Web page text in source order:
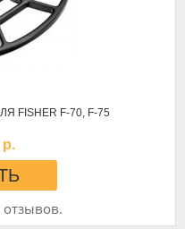
FISHER F-70, F-75
р.